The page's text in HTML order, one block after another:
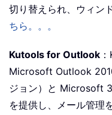
切り替えられ、ウィン
ちら。。。
Kutools for Outlook
Microsoft Outlook
ジョン）と Microsoft
を提供し、メール管理